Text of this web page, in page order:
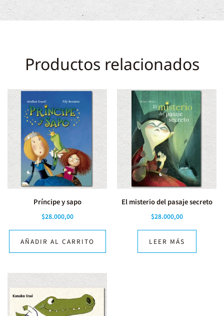
Productos relacionados
Príncipe y sapo
$28.000,00
AÑADIR AL CARRITO
El misterio del pasaje secreto
$28.000,00
LEER MÁS